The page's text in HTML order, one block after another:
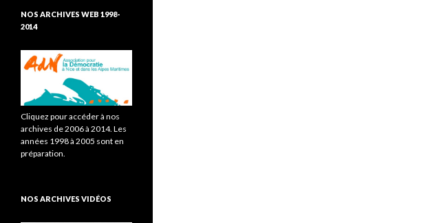
NOS ARCHIVES WEB 1998-
2014
Cliquez pour accéder à nos
archives de 2006 à 2014. Les
années 1998 à 2005 sont en
préparation.
NOS ARCHIVES VIDÉOS